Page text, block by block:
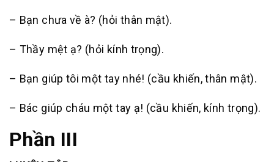
– Bạn chưa về à? (hỏi thân mật).
– Thầy mệt ạ? (hỏi kính trọng).
– Bạn giúp tôi một tay nhé! (cầu khiến, thân mật).
– Bác giúp cháu một tay ạ! (cầu khiến, kính trọng).
Phần III